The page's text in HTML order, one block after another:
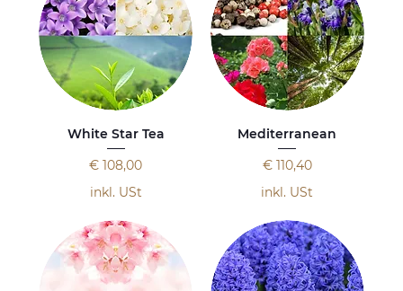
White Star Tea
Preis
€ 108,00
inkl. USt
Mediterranean
Preis
€ 110,40
inkl. USt